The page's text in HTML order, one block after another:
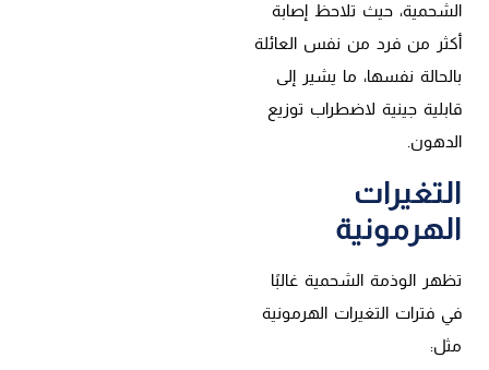
الشحمية، حيث تلاحظ إصابة
أكثر من فرد من نفس العائلة
بالحالة نفسها، ما يشير إلى
قابلية جينية لاضطراب توزيع
الدهون.
التغيرات
الهرمونية
تظهر الوذمة الشحمية غالبًا
في فترات التغيرات الهرمونية
مثل: